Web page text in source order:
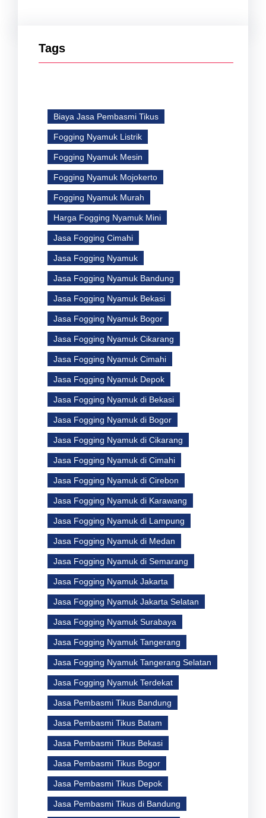
Tags
Biaya Jasa Pembasmi Tikus
Fogging Nyamuk Listrik
Fogging Nyamuk Mesin
Fogging Nyamuk Mojokerto
Fogging Nyamuk Murah
Harga Fogging Nyamuk Mini
Jasa Fogging Cimahi
Jasa Fogging Nyamuk
Jasa Fogging Nyamuk Bandung
Jasa Fogging Nyamuk Bekasi
Jasa Fogging Nyamuk Bogor
Jasa Fogging Nyamuk Cikarang
Jasa Fogging Nyamuk Cimahi
Jasa Fogging Nyamuk Depok
Jasa Fogging Nyamuk di Bekasi
Jasa Fogging Nyamuk di Bogor
Jasa Fogging Nyamuk di Cikarang
Jasa Fogging Nyamuk di Cimahi
Jasa Fogging Nyamuk di Cirebon
Jasa Fogging Nyamuk di Karawang
Jasa Fogging Nyamuk di Lampung
Jasa Fogging Nyamuk di Medan
Jasa Fogging Nyamuk di Semarang
Jasa Fogging Nyamuk Jakarta
Jasa Fogging Nyamuk Jakarta Selatan
Jasa Fogging Nyamuk Surabaya
Jasa Fogging Nyamuk Tangerang
Jasa Fogging Nyamuk Tangerang Selatan
Jasa Fogging Nyamuk Terdekat
Jasa Pembasmi Tikus Bandung
Jasa Pembasmi Tikus Batam
Jasa Pembasmi Tikus Bekasi
Jasa Pembasmi Tikus Bogor
Jasa Pembasmi Tikus Depok
Jasa Pembasmi Tikus di Bandung